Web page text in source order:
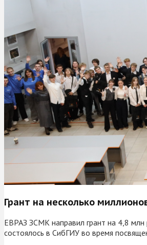
Грант на несколько
ЕВРАЗ ЗСМК направил грант на 4,8
состоялось в СибГИУ во время